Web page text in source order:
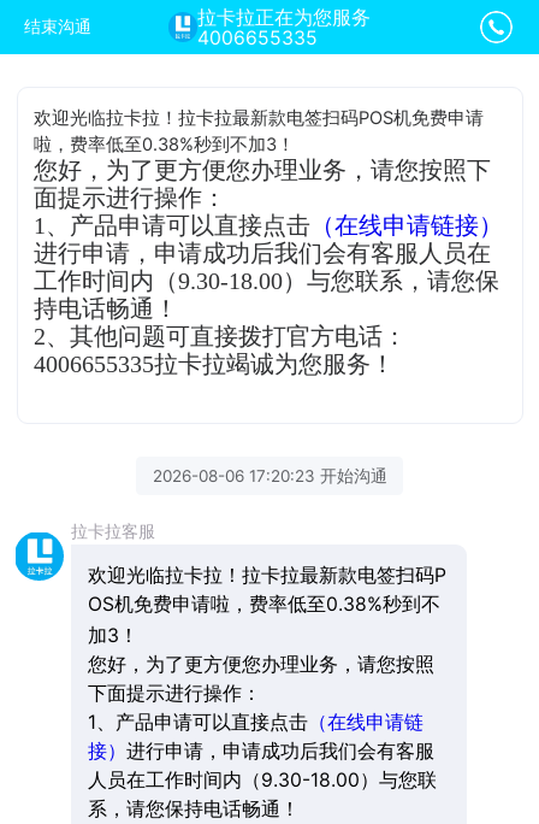
结束沟通
拉卡拉正在为您服务
4006655335
欢迎光临拉卡拉！拉卡拉最新款电签扫码POS机免费申请
啦，费率低至0.38%秒到不加3！
您好，为了更方便您办理业务，请您按照下
面提示进行操作：
1、产品申请可以直接点击 （在线申请链接）
进行申请，申请成功后我们会有客服人员在
工作时间内（9.30-18.00）与您联系，请您保
持电话畅通！
2、其他问题可直接拨打官方电话：
4006655335拉卡拉竭诚为您服务！
2026-08-06 17:20:23 开始沟通
拉卡拉客服
欢迎光临拉卡拉！拉卡拉最新款电签扫码P
OS机免费申请啦，费率低至0.38%秒到不
加3！
您好，为了更方便您办理业务，请您按照
下面提示进行操作：
1、产品申请可以直接点击（在线申请链
接） 进行申请，申请成功后我们会有客服
人员在工作时间内（9.30-18.00）与您联
系，请您保持电话畅通！